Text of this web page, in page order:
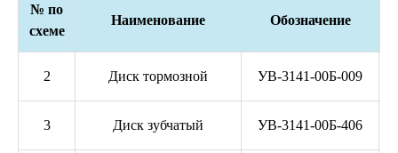
№ по
схеме
Наименование Обозначение
2 Диск тормозной УВ-3141-00Б-009
3 Диск зубчатый УВ-3141-00Б-406